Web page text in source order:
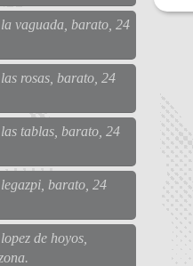
vaguada, barato, 24
rosas, barato, 24
tablas, barato, 24
barato, 24
de hoyos,